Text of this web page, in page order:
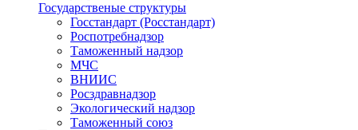
Государственые структуры
Госстандарт (Росстандарт)
Роспотребнадзор
Таможенный надзор
МЧС
ВНИИС
Росздравнадзор
Экологический надзор
Таможенный союз